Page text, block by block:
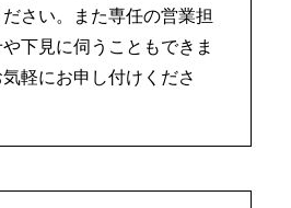
さい。また専任の営業担
下見に伺うこともできま
軽にお申し付けくださ